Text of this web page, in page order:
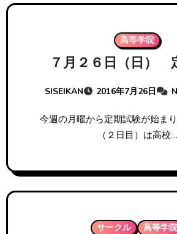
高等学院
７月２６日（日）
SISEIKAN 2016年7月26日
今週の月曜から定期試験が始まりました。 今日
（２日目）は高校…
サークル 高等学院